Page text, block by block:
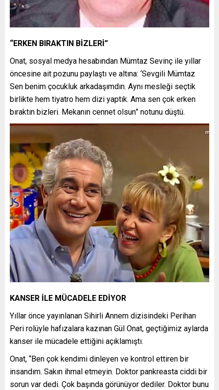
“ERKEN BIRAKTIN BİZLERİ”
Onat, sosyal medya hesabından Mümtaz Sevinç ile yıllar
öncesine ait pozunu paylaştı ve altına: ‘Sevgili Mümtaz
Sen benim çocukluk arkadaşımdın. Aynı mesleği seçtik
birlikte hem tiyatro hem dizi yaptık. Ama sen çok erken
bıraktın bizleri. Mekanın cennet olsun” notunu düştü.
KANSER İLE MÜCADELE EDİYOR
Yıllar önce yayınlanan Sihirli Annem dizisindeki Perihan
Peri rolüyle hafızalara kazınan Gül Onat, geçtiğimiz aylarda
kanser ile mücadele ettiğini açıklamıştı.
Onat, “Ben çok kendimi dinleyen ve kontrol ettiren bir
insandım. Sakın ihmal etmeyin. Doktor pankreasta ciddi bir
sorun var dedi. Çok başında görünüyor dediler. Doktor bunu